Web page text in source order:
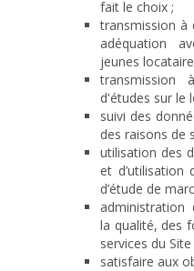
fait le choix ;
transmission à
adéquation
jeunes
d'études sur le
suivi des
des raisons de
utilisation des
et
d’étude de
administration
la qualité, des
services du Site
satisfaire aux